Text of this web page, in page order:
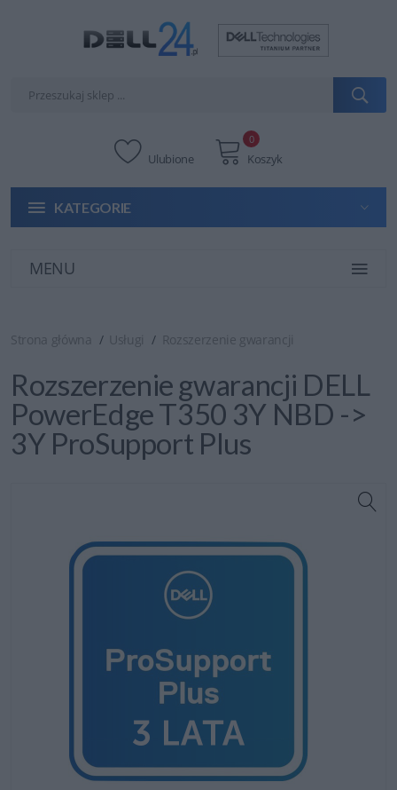
Ulubione Koszyk
0
KATEGORIE
MENU
Strona główna Usługi Rozszerzenie gwarancji
Rozszerzenie gwarancji DELL
PowerEdge T350 3Y NBD ->
3Y ProSupport Plus